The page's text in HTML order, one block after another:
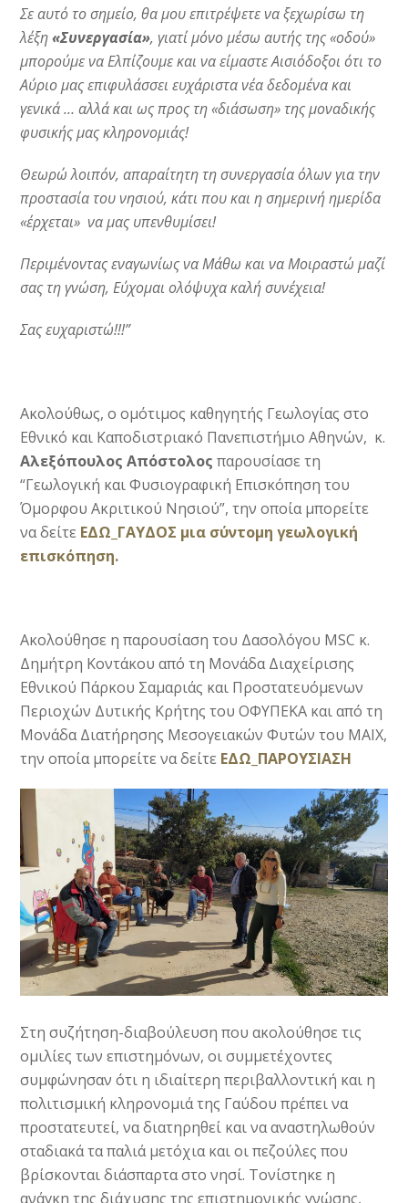
Σε αυτό το σημείο, θα μου επιτρέψετε να ξεχωρίσω τη
λέξη«Συνεργασία», γιατί μόνο μέσω αυτής της «οδού»
μπορούμε να Ελπίζουμε και να είμαστε Αισιόδοξοι ότι το
Αύριο μας επιφυλάσσει ευχάριστα νέα δεδομένα και
γενικά … αλλά και ως προς τη «διάσωση» της μοναδικής
φυσικής μας κληρονομιάς!
Θεωρώ λοιπόν, απαραίτητη τη συνεργασία όλων για την
προστασία του νησιού, κάτι που και η σημερινή ημερίδα
«έρχεται» να μας υπενθυμίσει!
Περιμένοντας εναγωνίως να Μάθω και να Μοιραστώ μαζί
σας τη γνώση, Εύχομαι ολόψυχα καλή συνέχεια!
Σας ευχαριστώ!!!”
Ακολούθως, ο ομότιμος καθηγητής Γεωλογίας στο
Εθνικό και Καποδιστριακό Πανεπιστήμιο Αθηνών, κ.
Αλεξόπουλος Απόστολος παρουσίασε τη
“Γεωλογική και Φυσιογραφική Επισκόπηση του
Όμορφου Ακριτικού Νησιού”, την οποία μπορείτε
να δείτε ΕΔΩ_ΓΑΥΔΟΣ μια σύντομη γεωλογική
επισκόπηση.
Ακολούθησε η παρουσίαση του Δασολόγου MSC κ.
Δημήτρη Κοντάκου από τη Μονάδα Διαχείρισης
Εθνικού Πάρκου Σαμαριάς και Προστατευόμενων
Περιοχών Δυτικής Κρήτης του ΟΦΥΠΕΚΑ και από τη
Μονάδα Διατήρησης Μεσογειακών Φυτών του ΜΑΙΧ,
την οποία μπορείτε να δείτε ΕΔΩ_ΠΑΡΟΥΣΙΑΣΗ
Στη συζήτηση-διαβούλευση που ακολούθησε τις
ομιλίες των επιστημόνων, οι συμμετέχοντες
συμφώνησαν ότι η ιδιαίτερη περιβαλλοντική και η
πολιτισμική κληρονομιά της Γαύδου πρέπει να
προστατευτεί, να διατηρηθεί και να αναστηλωθούν
σταδιακά τα παλιά μετόχια και οι πεζούλες που
βρίσκονται διάσπαρτα στο νησί. Τονίστηκε η
ανάγκη της διάχυσης της επιστημονικής γνώσης,